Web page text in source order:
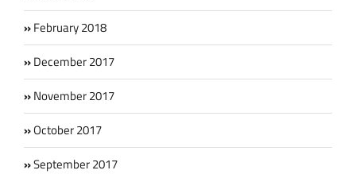
February 2018
December 2017
November 2017
October 2017
September 2017